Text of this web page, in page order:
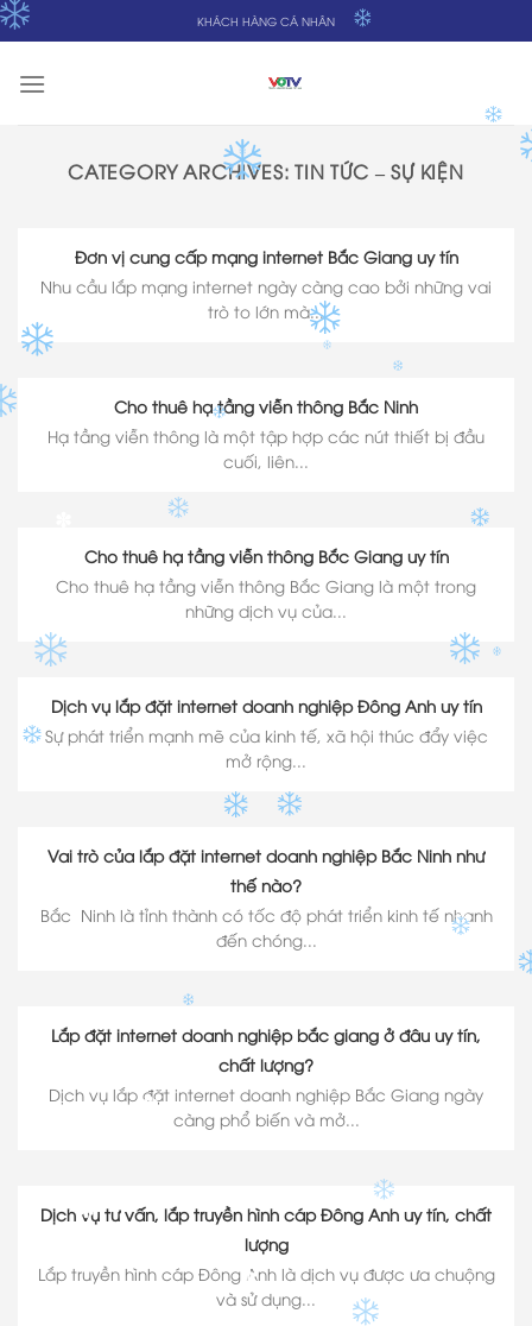
Skip
to
content
KHÁCH HÀNG CÁ NHÂN
CATEGORY ARCHIVES:TIN TỨC – SỰ KIỆN
Đơn vị cung cấp mạng internet Bắc Giang uy tín
Nhu cầu lắp mạng internet ngày càng cao bởi những vai
trò to lớn mà...
Cho thuê hạ tầng viễn thông Bắc Ninh
Hạ tầng viễn thông là một tập hợp các nút thiết bị đầu
cuối, liên...
Cho thuê hạ tầng viễn thông Bắc Giang uy tín
Cho thuê hạ tầng viễn thông Bắc Giang là một trong
những dịch vụ của...
Dịch vụ lắp đặt internet doanh nghiệp Đông Anh uy tín
Sự phát triển mạnh mẽ của kinh tế, xã hội thúc đẩy việc
mở rộng...
Vai trò của lắp đặt internet doanh nghiệp Bắc Ninh như
thế nào?
Bắc Ninh là tỉnh thành có tốc độ phát triển kinh tế nhanh
đến chóng...
Lắp đặt internet doanh nghiệp bắc giang ở đâu uy tín,
chất lượng?
Dịch vụ lắp đặt internet doanh nghiệp Bắc Giang ngày
càng phổ biến và mở...
Dịch vụ tư vấn, lắp truyền hình cáp Đông Anh uy tín, chất
lượng
Lắp truyền hình cáp Đông Anh là dịch vụ được ưa chuộng
và sử dụng...
✽
✽
✽
✽
✽
✽
✽